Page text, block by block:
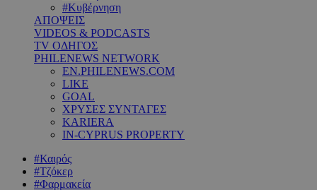
#Κυβέρνηση
ΑΠΟΨΕΙΣ
VIDEOS & PODCASTS
TV ΟΔΗΓΟΣ
PHILENEWS NETWORK
EN.PHILENEWS.COM
LIKE
GOAL
ΧΡΥΣΕΣ ΣΥΝΤΑΓΕΣ
KARIERA
IN-CYPRUS PROPERTY
#Καιρός
#Τζόκερ
#Φαρμακεία